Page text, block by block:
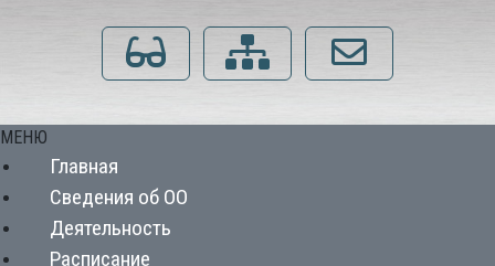
Для слабовидящихКарта сайта Напишите нам
МЕНЮ
Главная
Сведения об ОО
Деятельность
Расписание